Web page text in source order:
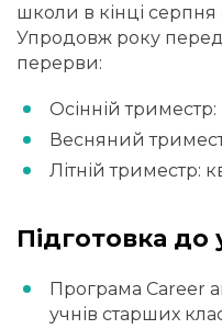
школи в кінці серпня
Упродовж року
перерви:
Осінній
Весняний
Літній триместр:
Підготовка до
Програма Career
учнів старших